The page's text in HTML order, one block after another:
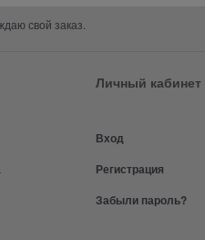
свой заказ.
Личный кабинет
Вход
Регистрация
Забыли пароль?